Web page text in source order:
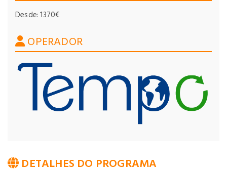
Desde: 1370€
OPERADOR
DETALHES DO PROGRAMA